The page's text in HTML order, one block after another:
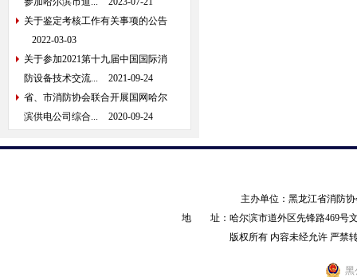
关于鉴定考核工作有关事项的公告
2022-03-03
关于参加2021第十九届中国国际消
防设备技术交流...
2021-09-24
省、市消防协会联合开展国网哈尔
滨供电公司综合...
2020-09-24
主办单位：黑龙江省消防
地 址：哈尔滨市道外区先锋路469号
版权所有 内容未经允许 严
黑